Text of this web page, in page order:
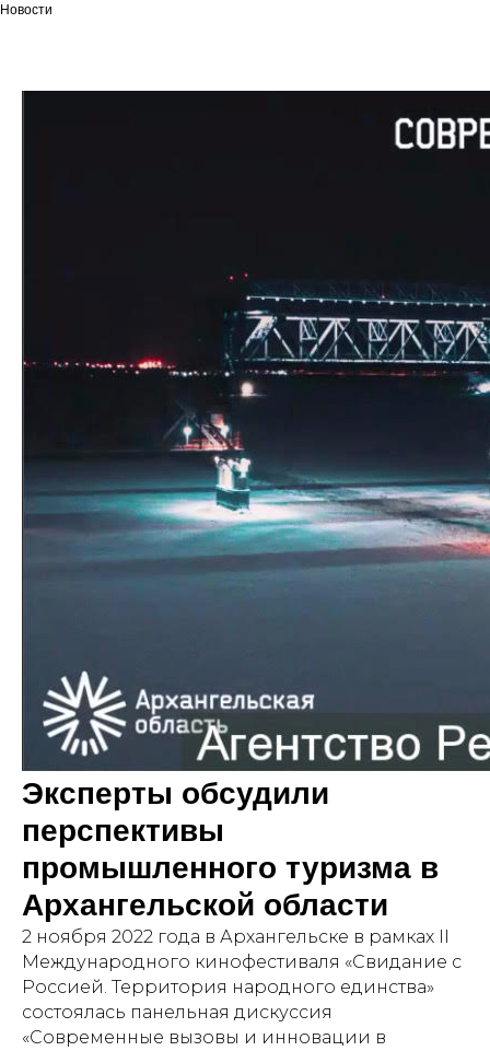
Новости
Эксперты обсудили
перспективы
промышленного туризма в
Архангельской области
2 ноября 2022 года в Архангельске в рамках II
Международного кинофестиваля «Свидание с
Россией. Территория народного единства»
состоялась панельная дискуссия
«Современные вызовы и инновации в